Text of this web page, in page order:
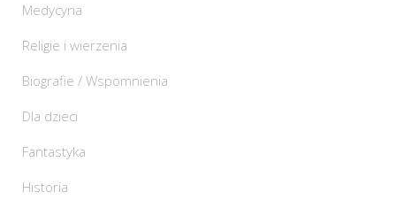
Medycyna
Religie i wierzenia
Biografie / Wspomnienia
Dla dzieci
Fantastyka
Historia